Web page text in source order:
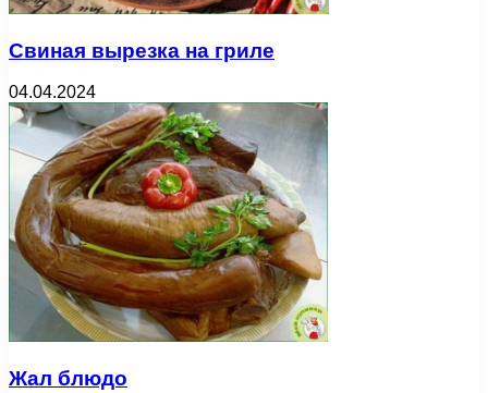
Свиная вырезка на гриле
04.04.2024
Жал блюдо